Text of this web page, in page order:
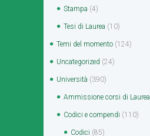
Stampa (4)
Tesi di Laurea (10)
Temi del momento (124)
Uncategorized (24)
Università (390)
Ammissione corsi di Laurea
Codici e compendi (110)
Codici (85)